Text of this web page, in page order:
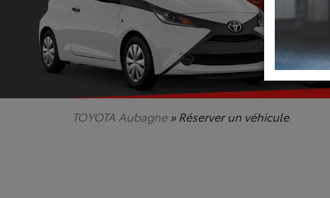
TOYOTA Aubagne» Réserver un véhicule